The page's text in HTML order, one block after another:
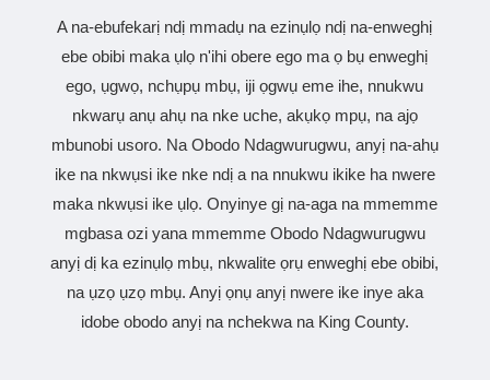
A na-ebufekarị ndị mmadụ na ezinụlọ ndị na-enweghị
ebe obibi maka ụlọ n'ihi obere ego ma ọ bụ enweghị
ego, ụgwọ, nchụpụ mbụ, iji ọgwụ eme ihe, nnukwu
nkwarụ anụ ahụ na nke uche, akụkọ mpụ, na ajọ
mbunobi usoro. Na Obodo Ndagwurugwu, anyị na-ahụ
ike na nkwụsi ike nke ndị a na nnukwu ikike ha nwere
maka nkwụsi ike ụlọ. Onyinye gị na-aga na mmemme
mgbasa ozi yana mmemme Obodo Ndagwurugwu
anyị dị ka ezinụlọ mbụ, nkwalite ọrụ enweghị ebe obibi,
na ụzọ ụzọ mbụ. Anyị ọnụ anyị nwere ike inye aka
idobe obodo anyị na nchekwa na King County.